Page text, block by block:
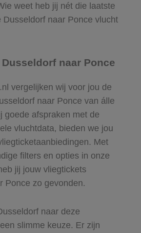
weet heb jij nét die laatste
Dusseldorf naar Ponce vlucht
naar Ponce
vergelijken wij voor jou de
naar Ponce van álle
goede afspraken met de
vluchtdata, bieden we jou
Met
filters en opties in onze
jij jouw vliegtickets
Ponce zo gevonden.
naar deze
slimme keuze. Er zijn